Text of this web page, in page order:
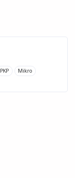
PKP Mikro